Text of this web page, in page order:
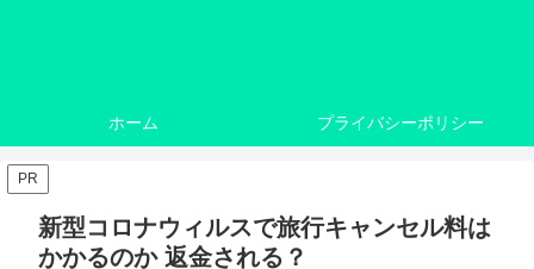
ホーム プライバシーポリシー
PR
新型コロナウィルスで旅行キャンセル料は
かかるのか 返金される？